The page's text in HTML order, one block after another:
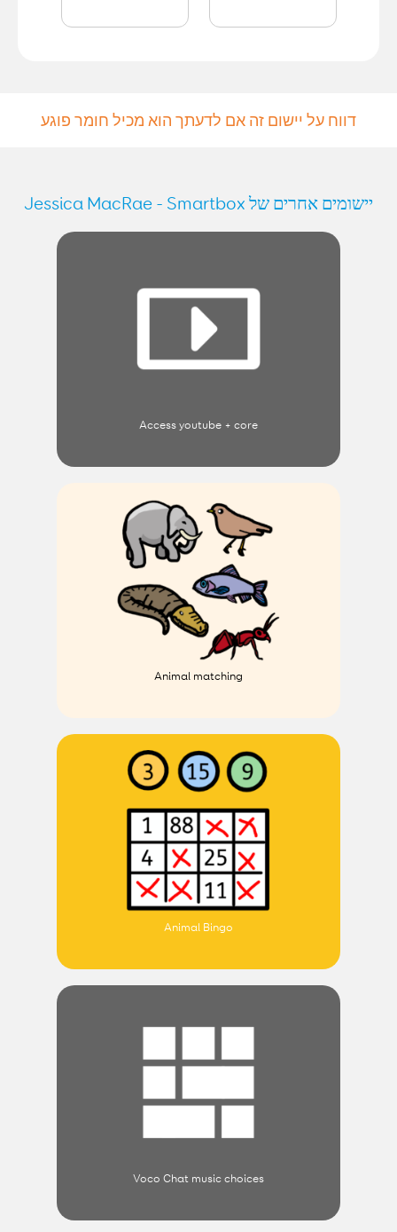
דווח על יישום זה אם לדעתך הוא מכיל חומר פוגע
יישומים אחרים של Jessica MacRae - Smartbox
Access youtube + core
Animal matching
Animal Bingo
Voco Chat music choices